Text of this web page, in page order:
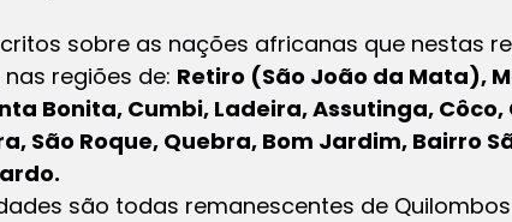
sobre as nações africanas que nestas
regiões de: Retiro (São João da Mata),
Bonita, Cumbi, Ladeira, Assutinga,
São Roque, Quebra, Bom Jardim, Bairro
são todas remanescentes de